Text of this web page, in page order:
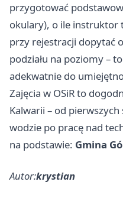
przygotować
okulary), o ile instruktor
przy rejestracji dopytać
podziału na poziomy –
adekwatnie do
Zajęcia w OSiR to
Kalwarii – od
wodzie po pracę nad
na podstawie: Gmina
Autor:krystian